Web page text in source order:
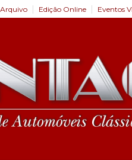
Arquivo Edição Online Eventos